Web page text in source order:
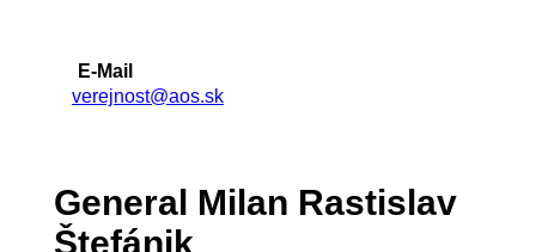
E-Mail
verejnost@aos.sk
General Milan Rastislav
Štefánik